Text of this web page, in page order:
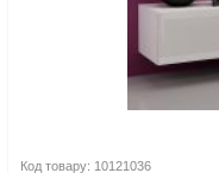
Код товару: 10121036